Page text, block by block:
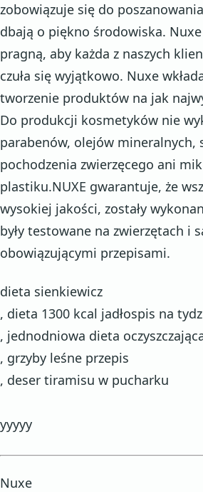
zobowiązuje się do
dbają o piękno środowiska.
pragną, aby każda z naszych
czuła się wyjątkowo. Nuxe
tworzenie produktów na jak
Do produkcji kosmetyków nie
parabenów, olejów mineralnych,
pochodzenia zwierzęcego ani
plastiku.NUXE gwarantuje, że
wysokiej jakości, zostały
były testowane na zwierzętach i
obowiązującymi przepisami.
dieta sienkiewicz
, dieta 1300 kcal jadłospis na
, jednodniowa dieta
, grzyby leśne przepis
, deser tiramisu w pucharku
yyyyy
Nuxe